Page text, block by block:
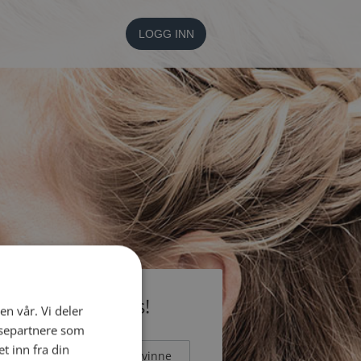
LOGG INN
medlem gratis!
Mann Kvinne
vår. Vi deler
som
inn fra din